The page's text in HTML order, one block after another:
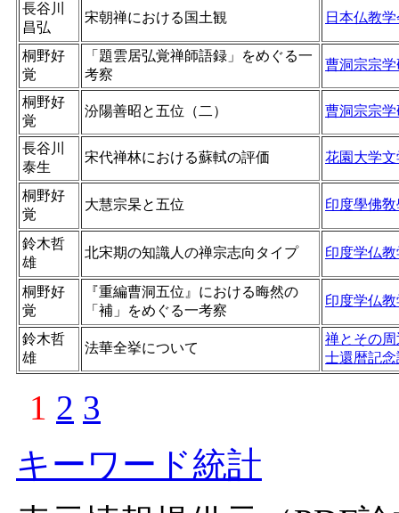
長谷川
昌弘
宋朝禅における国土観 日本仏教
桐野好
覚
「題雲居弘覚禅師語録」をめぐる一
考察
曹洞宗宗
桐野好
覚
汾陽善昭と五位（二） 曹洞宗宗
長谷川
泰生
宋代禅林における蘇軾の評価 花園大学
桐野好
覚
大慧宗杲と五位 印度學佛
鈴木哲
雄
北宋期の知識人の禅宗志向タイプ 印度学仏
桐野好
覚
『重編曹洞五位』における晦然の
「補」をめぐる一考察
印度学仏
鈴木哲
雄
法華全挙について
禅とその
士還暦記
1 2 3
キーワード統計